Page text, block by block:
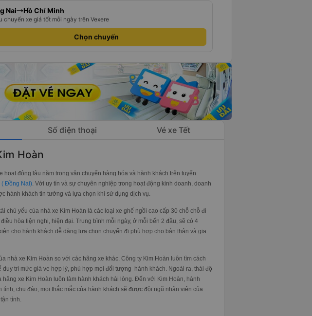
Nai Hồ Chí Minh
chuyến xe giá tốt mỗi ngày trên Vexere
Chọn chuyến
Số điện thoại Vé xe Tết
Hoàn
hoạt động lâu năm trong vận chuyển hàng hóa và hành khách trên tuyến
( Đồng Nai) . Với uy tín và sự chuyên nghiệp trong hoạt động kinh doanh, doanh
hành khách tin tưởng và lựa chọn khi sử dụng dịch vụ.
chủ yếu cùa nhà xe Kim Hoàn là các loại xe ghế ngồi cao cấp 30 chỗ chỗ đi
hòa tiện nghi, hiện đại. Trung bình mỗi ngày, ở mỗi bến 2 đầu, sẽ có 4
cho hành khách dễ dàng lựa chọn chuyến đi phù hợp cho bản thân và gia
nhà xe Kim Hoàn so với các hãng xe khác. Công ty Kim Hoàn luôn tìm cách
duy trì mức giá ve hợp lý, phù hợp mọi đối tượng hành khách. Ngoài ra, thái độ
hãng xe Kim Hoàn luôn làm hành khách hài lòng. Đến với Kim Hoàn, hành
tình, chu đáo, mọi thắc mắc của hành khách sẽ được đội ngũ nhân viên của
tình.